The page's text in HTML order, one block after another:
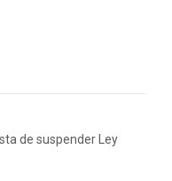
de suspender Ley